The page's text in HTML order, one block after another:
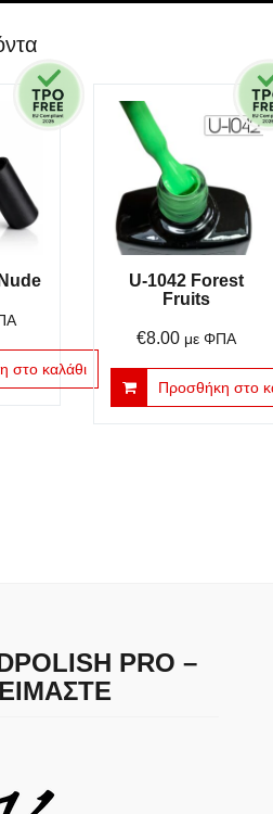
στο καλάθι
U-1042 Forest
Fruits
€8.00 με ΦΠΑ
Προσθήκη στο
PRO –